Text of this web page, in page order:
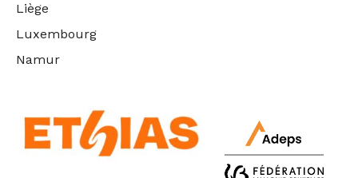
Liège
Luxembourg
Namur